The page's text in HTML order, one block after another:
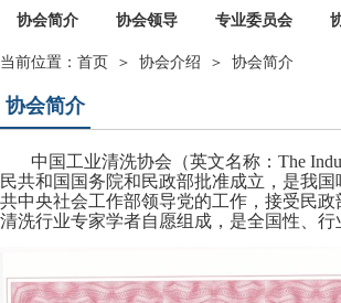
协会简介 协会领导 专业委员会
当前位置： 首页 ＞ 协会介绍 ＞ 协会简介
协会简介
中国工业清洗协会（英文名称：The
民共和国国务院和民政部批准成立，是我
共中央社会工作部领导党的工作，接受民
清洗行业专家学者自愿组成，是全国性、